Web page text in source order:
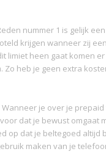
nummer 1 is gelijk
krijgen wanneer zij
limiet heen gaat komen
heb je geen extra
je over je
dat je bewust omgaat
op dat je beltegoed altijd
maken van je